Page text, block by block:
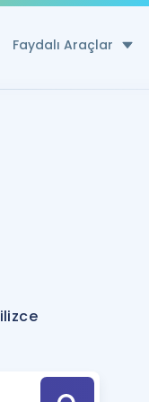
Faydalı Araçlar
Hesaplama Aracı
için Öneriler
Tek Takvimde